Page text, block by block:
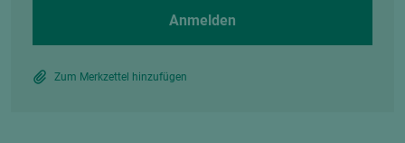
Anmelden
Zum Merkzettel hinzufügen